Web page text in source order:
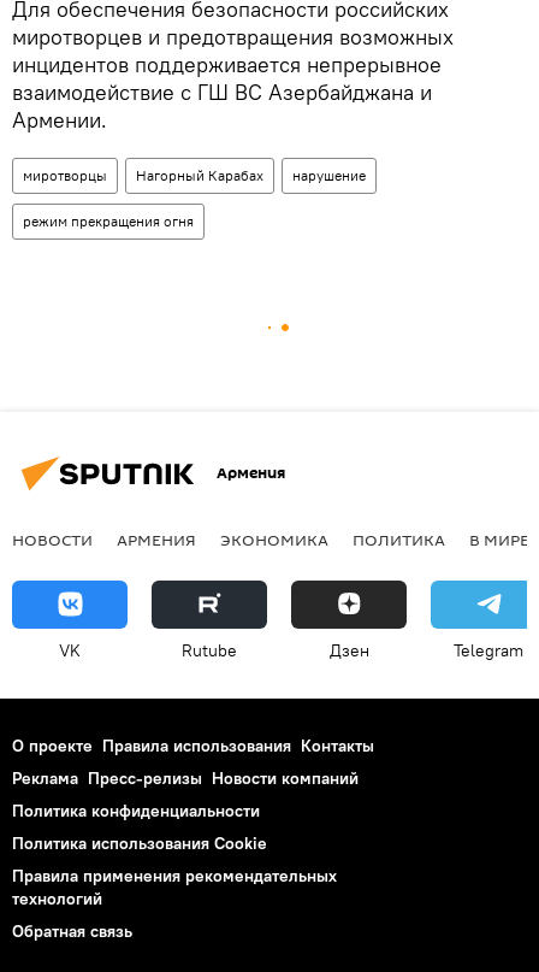
Для обеспечения безопасности российских
миротворцев и предотвращения возможных
инцидентов поддерживается непрерывное
взаимодействие с ГШ ВС Азербайджана и
Армении.
миротворцы Нагорный Карабах нарушение
режим прекращения огня
Армения
НОВОСТИ АРМЕНИЯ ЭКОНОМИКА ПОЛИТИКА В МИРЕ
VK Rutube Дзен Telegram
О проекте Правила использования Контакты
Реклама Пресс-релизы Новости компаний
Политика конфиденциальности
Политика использования Cookie
Правила применения рекомендательных
технологий
Обратная связь